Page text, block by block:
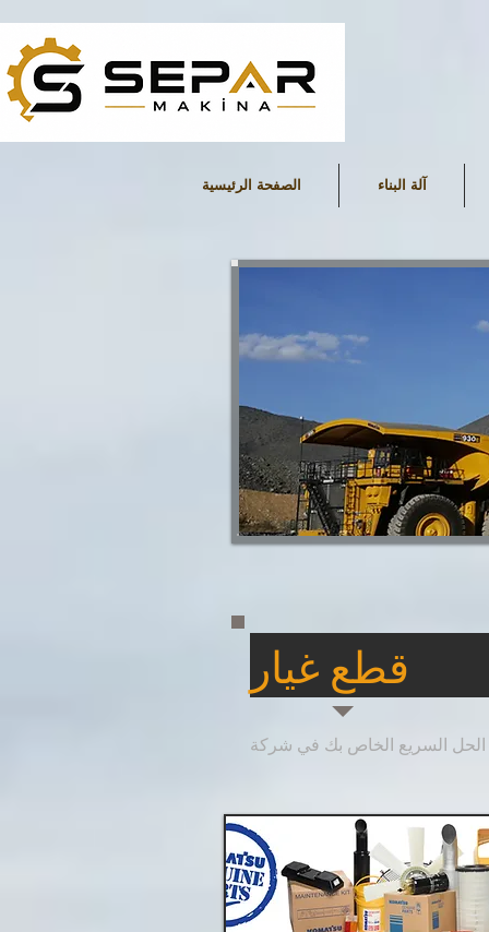
الصفحة الرئيسية آلة البناء